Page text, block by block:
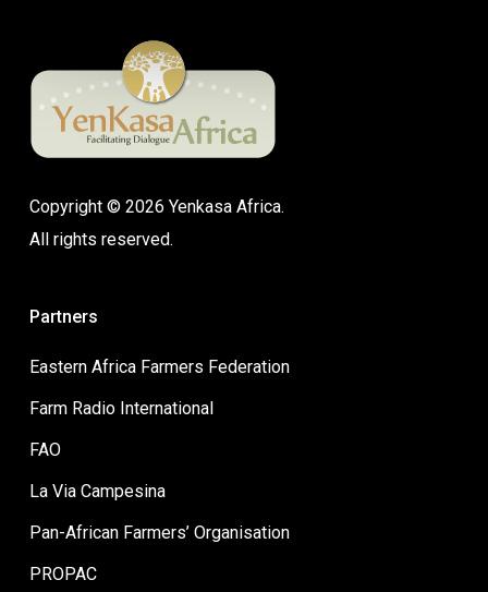
Copyright © 2026 Yenkasa Africa.
All rights reserved.
Partners
Eastern Africa Farmers Federation
Farm Radio International
FAO
La Via Campesina
Pan-African Farmers’ Organisation
PROPAC